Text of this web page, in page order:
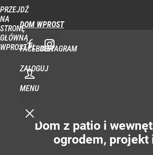
PRZEJDŹ
NA
STRONĘ
GŁÓWNĄ
WPROST.PL
DOM WPROST
FACEBOOKINSTAGRAM
ZALOGUJ
MENU
Dom z patio i
ogrodem, projekt